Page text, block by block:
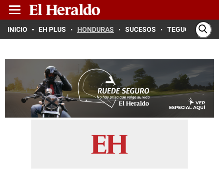
INICIO EH PLUS HONDURAS SUCESOS TEGUCIGALPA